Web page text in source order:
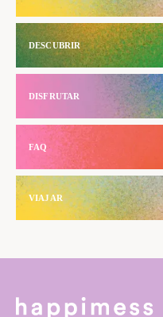
DESCUBRIR
DISFRUTAR
FAQ
VIAJAR